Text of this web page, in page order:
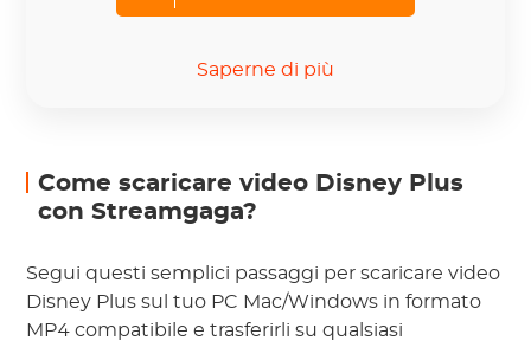
Saperne di più
Come scaricare video Disney Plus
con Streamgaga?
Segui questi semplici passaggi per scaricare video
Disney Plus sul tuo PC Mac/Windows in formato
MP4 compatibile e trasferirli su qualsiasi